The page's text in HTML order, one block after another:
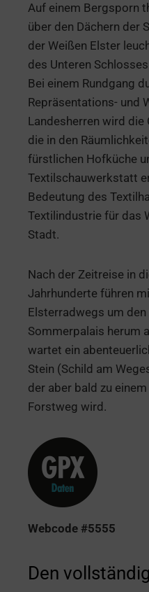
Auf einem Bergsporn
über den Dächern der
der Weißen Elster
des Unteren
Bei einem Rundgang
Repräsentations- und
Landesherren wird die
die in den
fürstlichen Hofküche
Textilschauwerkstatt
Bedeutung des
Textilindustrie für das
Stadt.
Nach der Zeitreise in
Jahrhunderte führen
Elsterradwegs um
Sommerpalais herum
wartet ein
Stein (Schild am
der aber bald zu
Forstweg wird.
Webcode #5555
Den